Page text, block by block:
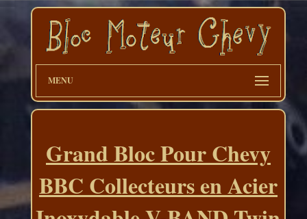
MENU
Grand Bloc Pour Chevy
BBC Collecteurs en Acier